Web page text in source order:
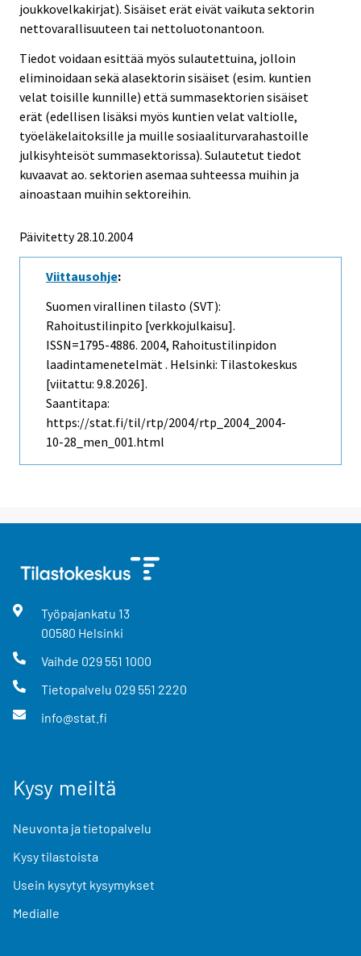
joukkovelkakirjat). Sisäiset erät eivät vaikuta sektorin
nettovarallisuuteen tai nettoluotonantoon.
Tiedot voidaan esittää myös sulautettuina, jolloin
eliminoidaan sekä alasektorin sisäiset (esim. kuntien
velat toisille kunnille) että summasektorien sisäiset
erät (edellisen lisäksi myös kuntien velat valtiolle,
työeläkelaitoksille ja muille sosiaaliturvarahastoille
julkisyhteisöt summasektorissa). Sulautetut tiedot
kuvaavat ao. sektorien asemaa suhteessa muihin ja
ainoastaan muihin sektoreihin.
Päivitetty28.10.2004
Viittausohje:
Suomen virallinen tilasto (SVT):
Rahoitustilinpito [verkkojulkaisu].
ISSN=1795-4886. 2004, Rahoitustilinpidon
laadintamenetelmät . Helsinki: Tilastokeskus
[viitattu: 9.8.2026].
Saantitapa:
https://stat.fi/til/rtp/2004/rtp_2004_2004-
10-28_men_001.html
Työpajankatu 13
00580 Helsinki
Vaihde 029 551 1000
Tietopalvelu 029 551 2220
info@stat.fi
Kysy meiltä
Neuvonta ja tietopalvelu
Kysy tilastoista
Usein kysytyt kysymykset
Medialle